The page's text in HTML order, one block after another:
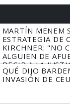
MARTÍN MENEM
ESTRATEGIA DE
KIRCHNER: "NO
ALGUIEN DE
DECIR A LA
TIENE QUE
QUÉ DIJO
INVASIÓN DE